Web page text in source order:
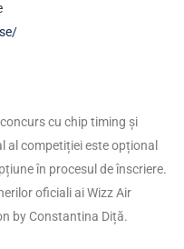
cu chip timing și
al competiției este opțional
în procesul de înscriere.
oficiali ai Wizz Air
by Constantina Diță.